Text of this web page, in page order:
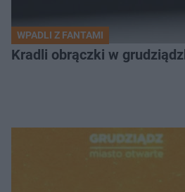
WPADLI Z FANTAMI
Kradli obrączki w